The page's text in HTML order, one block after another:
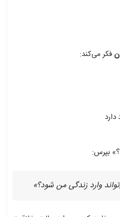
فکر می‌کند:
بپرس:
وارد زندگی من شود؟»